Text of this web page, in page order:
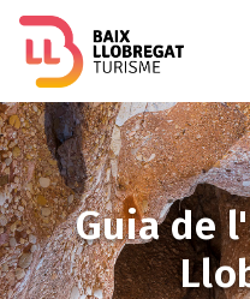
Imagen
Guia de